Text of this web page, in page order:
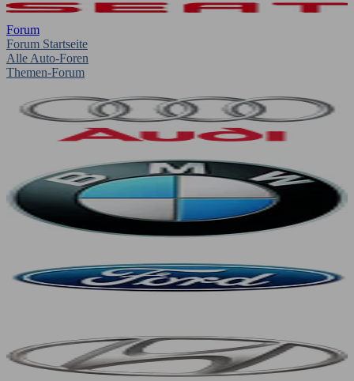
Forum
Forum Startseite
Alle Auto-Foren
Themen-Forum